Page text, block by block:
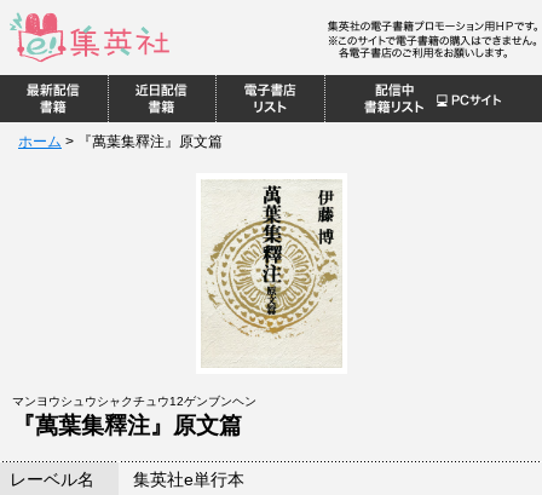
ホーム > 『萬葉集釋注』原文篇
マンヨウシュウシャクチュウ12ゲンブンヘン
『萬葉集釋注』原文篇
レーベル名
集英社e単行本